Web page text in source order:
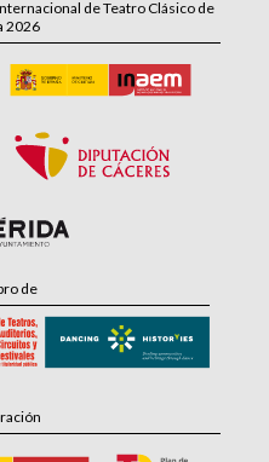
de Teatro Clásico de
2026
de